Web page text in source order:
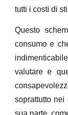
tutti i costi di
Questo
consumo e
valutare e
soprattutto nei